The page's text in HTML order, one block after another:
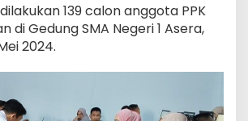
139 calon anggota PPK
di Gedung SMA Negeri 1 Asera,
2024.